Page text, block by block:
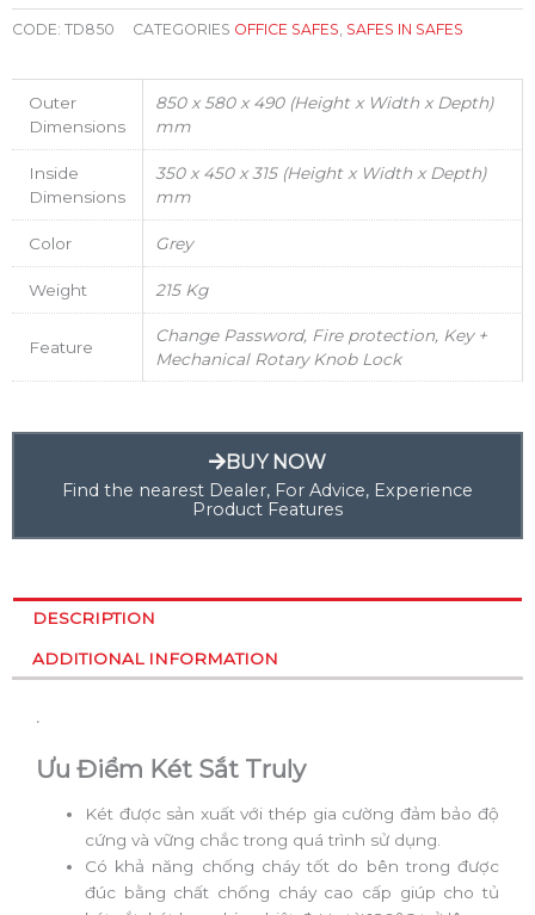
CODE: TD850 CATEGORIES OFFICE SAFES, SAFES IN SAFES
Outer
Dimensions
850 x 580 x 490 (Height x Width x Depth)
mm
Inside
Dimensions
350 x 450 x 315 (Height x Width x Depth)
mm
Color Grey
Weight 215 Kg
Feature
Change Password, Fire protection, Key +
Mechanical Rotary Knob Lock
BUY NOW
Find the nearest Dealer, For Advice, Experience
Product Features
DESCRIPTION
ADDITIONAL INFORMATION
.
Ưu Điểm Két Sắt Truly
Két được sản xuất với thép gia cường đảm bảo độ
cứng và vững chắc trong quá trình sử dụng.
Có khả năng chống cháy tốt do bên trong được
đúc bằng chất chống cháy cao cấp giúp cho tủ